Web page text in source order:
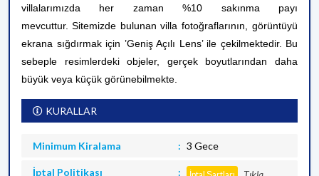
villalarımızda her zaman %10 sakınma payı
mevcuttur. Sitemizde bulunan villa fotoğraflarının, görüntüyü
ekrana sığdırmak için ’Geniş Açılı Lens’ ile çekilmektedir. Bu
sebeple resimlerdeki objeler, gerçek boyutlarından daha
büyük veya küçük görünebilmekte.
KURALLAR
Minimum Kiralama 3 Gece
İptal Politikası